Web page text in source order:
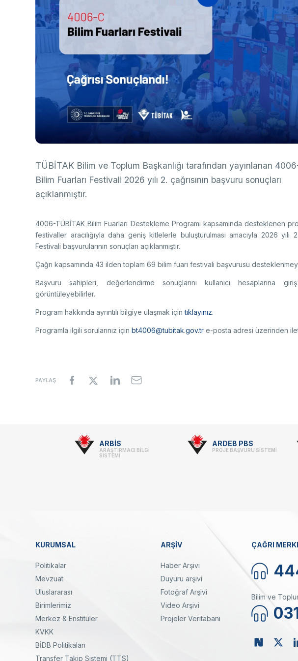
Sayılarla TÜBİTAK
Hizmet Envanterleri
Kurumsal Kimlik
Geçmiş Yıllarda Ödül Alanlar
Çok Taraflı Programlar
AB Çerçeve Programları
Bursa Test ve Analiz
(BUTAL)
Ulusal Akademik Ağ ve Bilgi
(ULAKBİM)
Fotoğraf Arşivi
TÜBİTAK Bilim ve Toplum Başkanlığı tarafından yayınlanan
Bilim Fuarları Festivali 2026 yılı 2. çağrısının başvuru sonuçları
açıklanmıştır.
4006-TÜBİTAK Bilim Fuarları Destekleme Programı kapsamında desteklenen
festivaller aracılığıyla daha geniş kitlelerle buluşturulması amacıyla 2026 yılı
Festivali başvurularının sonuçları açıklanmıştır.
Çağrı kapsamında 43 ilden toplam 69 bilim fuarı festivali başvurusu
Başvuru sahipleri, değerlendirme sonuçlarını kullanıcı hesaplarına
görüntüleyebilirler.
Program hakkında ayrıntılı bilgiye ulaşmak içintıklayınız.
Programla ilgili sorularınız için bt4006@tubitak.gov.tr e-posta adresi üzerinden
PAYLAŞ
ARBİS
ARAŞTIRMACI BİLGİ
SİSTEMİ
ARDEB PBS
PROJE BAŞVURU SİSTEMİ
Dipnot
KURUMSAL
Politikalar
Mevzuat
Uluslararası
Birimlerimiz
Merkez & Enstitüler
KVKK
BİDB Politikaları
Transfer Takip Sistemi (TTS)
ARŞİV
Haber Arşivi
Duyuru arşivi
Fotoğraf Arşivi
Video Arşivi
Projeler Veritabanı
ÇAĞRI
Bilim ve
LinkedinInstagramFacebook